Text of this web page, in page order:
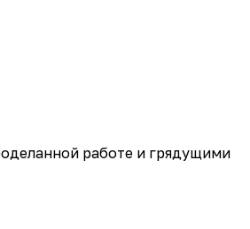
работе и грядущими